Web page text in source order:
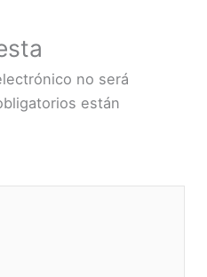
no será
están